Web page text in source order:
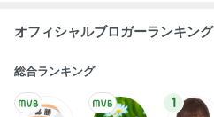
オフィシャルブロガーランキング
総合ランキング
1